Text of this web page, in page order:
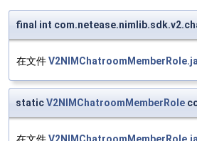
final int
在文件
staticV2NIMChatroomMemberRole
在文件